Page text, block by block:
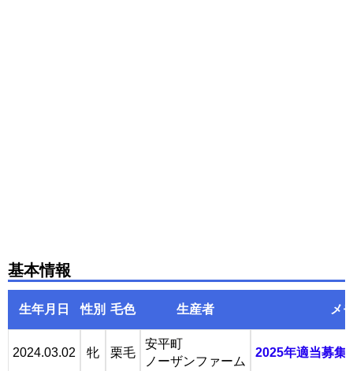
基本情報
生年月日 性別 毛色 生産者 メ
2024.03.02 牝 栗毛
安平町
ノーザンファーム
2025年適当募集